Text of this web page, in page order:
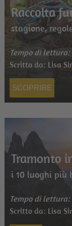
Raccolta
stagione,
Tempo di lettura:
Scritto da: Lisa
SCOPRIRE
Tramonto
i 10 luoghi più
Tempo di lettura:
Scritto da: Lisa